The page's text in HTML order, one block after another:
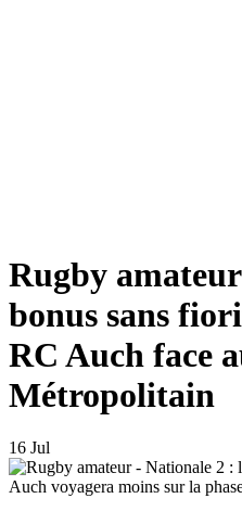
Rugby
bonus sans
RC Auch face
Métropolitain
16 Jul